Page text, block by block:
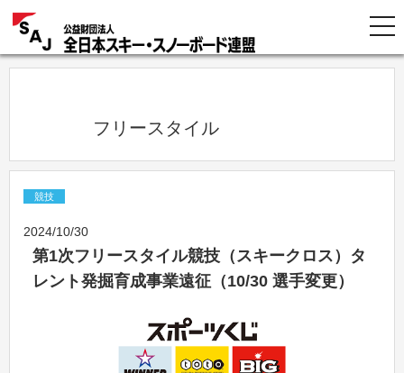
            フリースタイル
競技
2024/10/30
第1次フリースタイル競技（スキークロス）タ
レント発掘育成事業遠征（10/30 選手変更）